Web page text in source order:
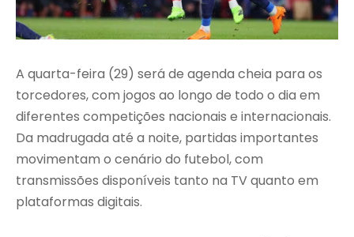
A quarta-feira (29) será de agenda cheia para os
torcedores, com jogos ao longo de todo o dia em
diferentes competições nacionais e internacionais.
Da madrugada até a noite, partidas importantes
movimentam o cenário do futebol, com
transmissões disponíveis tanto na TV quanto em
plataformas digitais.